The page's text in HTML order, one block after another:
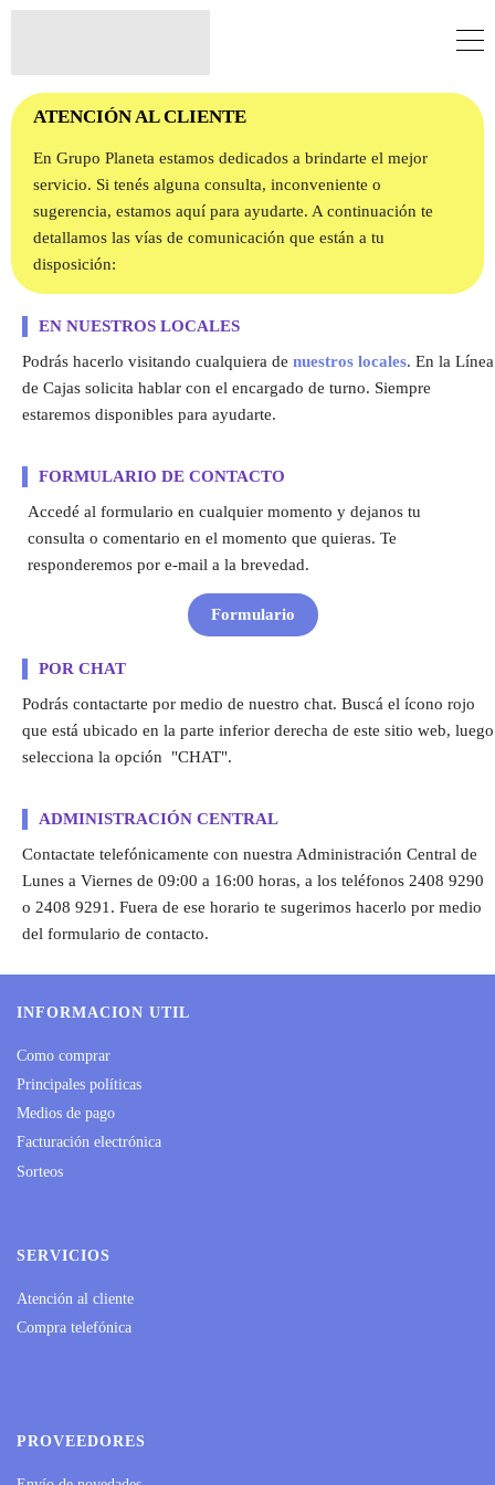
ATENCIÓN AL CLIENTE
En Grupo Planeta estamos dedicados a brindarte el mejor
servicio. Si tenés alguna consulta, inconveniente o
sugerencia, estamos aquí para ayudarte. A continuación te
detallamos las vías de comunicación que están a tu
disposición:
EN NUESTROS LOCALES
Podrás hacerlo visitando cualquiera de nuestros locales. En la Línea
de Cajas solicita hablar con el encargado de turno. Siempre
estaremos disponibles para ayudarte.
FORMULARIO DE CONTACTO
Accedé al formulario en cualquier momento y dejanos tu
consulta o comentario en el momento que quieras. Te
responderemos por e-mail a la brevedad.
Formulario
POR CHAT
Podrás contactarte por medio de nuestro chat. Buscá el ícono rojo
que está ubicado en la parte inferior derecha de este sitio web, luego
selecciona la opción "CHAT".
ADMINISTRACIÓN CENTRAL
Contactate telefónicamente con nuestra Administración Central de
Lunes a Viernes de 09:00 a 16:00 horas, a los teléfonos 2408 9290
o 2408 9291. Fuera de ese horario te sugerimos hacerlo por medio
del formulario de contacto.
INFORMACION UTIL
Como comprar
Principales políticas
Medios de pago
Facturación electrónica
Sorteos
SERVICIOS
Atención al cliente
Compra telefónica
PROVEEDORES